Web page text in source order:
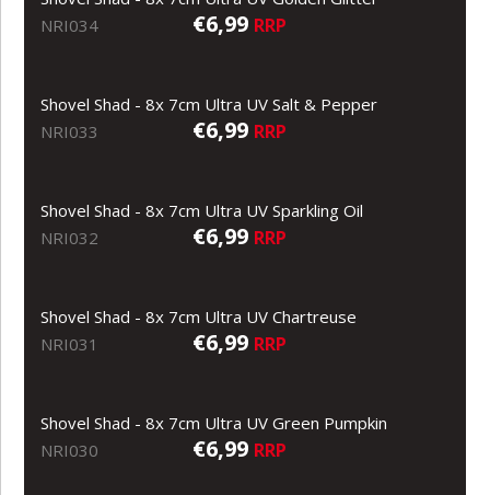
NRI034
€6,99 RRP
Shovel Shad - 8x 7cm Ultra UV Salt & Pepper
NRI033
€6,99 RRP
Shovel Shad - 8x 7cm Ultra UV Sparkling Oil
NRI032
€6,99 RRP
Shovel Shad - 8x 7cm Ultra UV Chartreuse
NRI031
€6,99 RRP
Shovel Shad - 8x 7cm Ultra UV Green Pumpkin
NRI030
€6,99 RRP